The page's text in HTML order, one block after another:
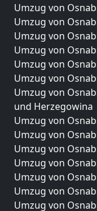
Umzug von
Umzug von
Umzug von
Umzug von
Umzug von
Umzug von
Umzug von
und Herzegowina
Umzug von
Umzug von
Umzug von
Umzug von
Umzug von
Umzug von
Umzug von